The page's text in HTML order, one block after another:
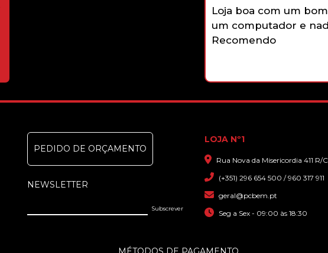
Loja boa com um
um computador e
Recomendo
PEDIDO DE ORÇAMENTO
NEWSLETTER
LOJA Nº1
Rua Nova da Misericordia 411 R/
(+351) 296 654 500 / 960 317 911
geral@pcbem.pt
Seg a Sex - 09:00 às 18:30